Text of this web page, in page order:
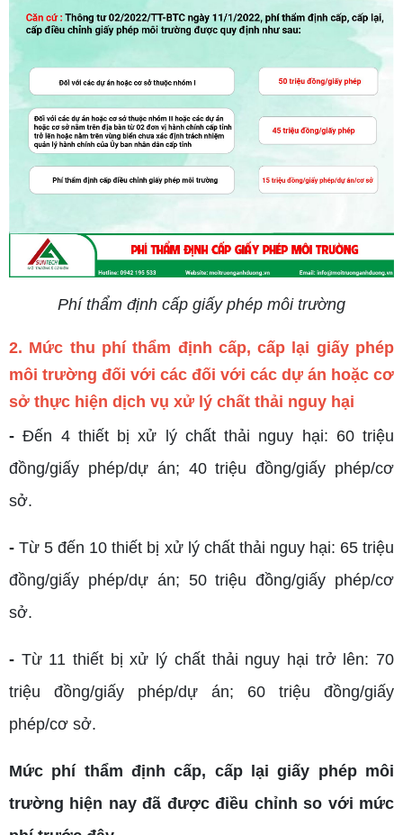
Phí thẩm định cấp giấy phép môi trường
2. Mức thu phí thẩm định cấp, cấp lại giấy phép
môi trường đối với các đối với các dự án hoặc cơ
sở thực hiện dịch vụ xử lý chất thải nguy hại
-Đến 4 thiết bị xử lý chất thải nguy hại: 60 triệu
đồng/giấy phép/dự án; 40 triệu đồng/giấy phép/cơ
sở.
-Từ 5 đến 10 thiết bị xử lý chất thải nguy hại: 65 triệu
đồng/giấy phép/dự án; 50 triệu đồng/giấy phép/cơ
sở.
- Từ 11 thiết bị xử lý chất thải nguy hại trở lên: 70
triệu đồng/giấy phép/dự án; 60 triệu đồng/giấy
phép/cơ sở.
Mức phí thẩm định cấp, cấp lại giấy phép môi
trường hiện nay đã được điều chỉnh so với mức